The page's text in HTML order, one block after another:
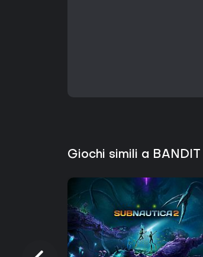
Giochi simili a BANDIT